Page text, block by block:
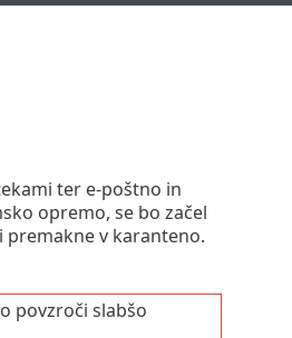
ter e-poštno in
opremo, se bo začel
v karanteno.
povzroči slabšo